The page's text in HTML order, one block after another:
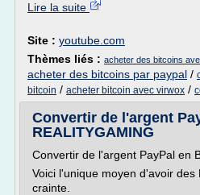
Lire la suite
Site : youtube.com
Thèmes liés : acheter des bitcoins
acheter des bitcoins par paypal /
bitcoin / acheter bitcoin avec virwox /
Convertir de l'argent
REALITYGAMING
Convertir de l'argent PayPal en
Voici l'unique moyen d'avoir des
crainte.